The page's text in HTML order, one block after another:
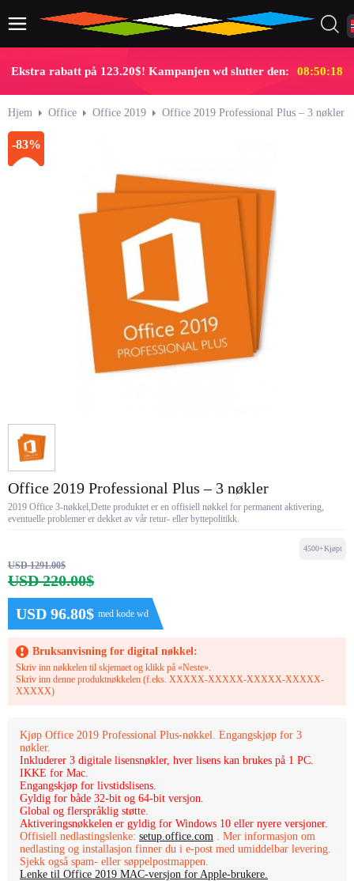
Ekstra rabatt på 123.20$! Kampanjen wd slutter den: 08:50:18
Hjem Office Office 2019 Office 2019 Professional Plus – 3 nøkler
-83%
Office 2019 Professional Plus – 3 nøkler
2019 Office 3-nøkkel,Dette produktet er en offisiell nøkkel for permanent aktivering,
eventuelle problemer er dekket av vår retur- eller byttepolitikk.
USD 1291.00$
USD 220.00$
USD 96.80$ med kode wd
4500+Kjøpt
Bruksanvisning for digital nøkkel:
Skriv inn nøkkelen til skjemaet og klikk på «Neste».
Skriv inn denne produktnøkkelen (f.eks. XXXXX-XXXXX-XXXXX-XXXXX-
XXXXX)
Kjøp Office 2019 Professional Plus-nøkkel. Engangskjøp for 3
nøkler.
Inkluderer 3 digitale lisensnøkler, hver lisens kan brukes på 1 PC.
IKKE for Mac.
Engangskjøp for livstidslisens.
Gyldig for både 32-bit og 64-bit versjon.
Global og flerspråklig støtte.
Aktiveringsnøkkelen er gyldig for Windows 10 eller nyere versjoner.
Offisiell nedlastingslenke: setup.office.com . Mer informasjon om
nedlasting og installasjon finner du i e-post med umiddelbar levering.
Sjekk også spam- eller søppelpostmappen.
Lenke til Office 2019 MAC-versjon for Apple-brukere.